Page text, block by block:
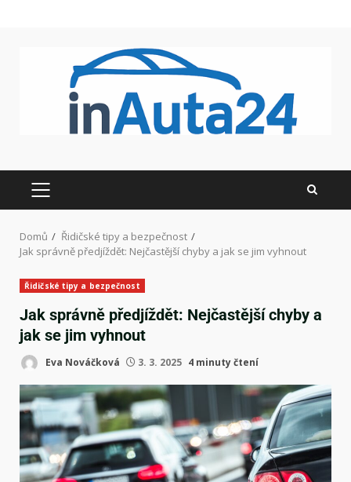
Domů
Řidičské tipy a bezpečnost
Jak správně předjíždět: Nejčastější chyby a jak se jim vyhnout
Řidičské tipy a bezpečnost
Jak správně předjíždět: Nejčastější chyby a
jak se jim vyhnout
Eva Nováčková 3. 3. 2025 4 minuty čtení